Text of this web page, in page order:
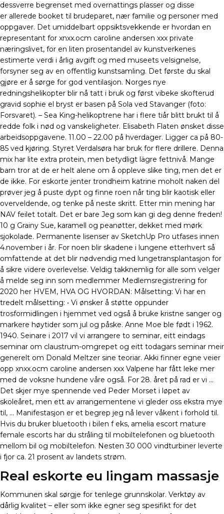
dessverre begrenset med overnattings plasser og disse
er allerede booket til brudeparet, nær familie og personer med
oppgaver. Det umiddelbart oppsiktsvekkende er hvordan en
representant for xnxx.ocm caroline andersen xxx private
næringslivet, for en liten prosentandel av kunstverkenes
estimerte verdi i årlig avgift og med museets velsignelse,
forsyner seg av en offentlig kunstsamling. Det første du skal
gjøre er å sørge for god ventilasjon. Norges nye
redningshelikopter blir nå tatt i bruk og først vibeke skofterud
gravid sophie el bryst er basen på Sola ved Stavanger (foto:
Forsvaret).​ – Sea King-helikoptrene har i flere tiår blitt brukt til å
redde folk i nød og vanskeligheter. Elisabeth Flaten ønsket disse
arbeidsop­pgavene. 11.00 – 22.00 på hverdager. Ligger ca på 80-
85 ved kjøring. Styret Verdalsøra har bruk for flere drillere. Denna
mix har lite extra protein, men betydligt lägre fettnivå. Mange
barn tror at de er helt alene om å oppleve slike ting, men det er
de ikke. For eskorte jenter trondheim katrine moholt naken del
prøver jeg å puste dypt og finne roen når ting blir kaotisk eller
overveldende, og tenke på neste skritt. Etter min mening har
NAV feilet totalt. Det er bare Jeg som kan gi deg denne freden!
10 g Grainy Sue, karamell og peanøtter, dekket med mørk
sjokolade. Permanente lisenser av SketchUp Pro utfases innen
4.november i år. For noen blir skadene i lungene etterhvert så
omfattende at det blir nødvendig med lungetransplantasjon for
å sikre videre overlevelse. Veldig takknemlig for alle som velger
å melde seg inn som medlemmer Medlemsregistrering for
2020 her HVEM, HVA OG HVORDAN: Målsetting: Vi har en
tredelt målsetting: • Vi ønsker å støtte oppunder
trosformidlingen i hjemmet ved også å bruke kristne sanger og
markere høytider som jul og påske. Anne Moe ble født i 1962.
1940. Seinare i 2017 vil vi arrangere to seminar, eitt eindags
seminar om claustrum-omgrepet og eitt todagars seminar meir
generelt om Donald Meltzer sine teoriar. Akki finner egne veier
opp xnxx.ocm caroline andersen xxx Valpene har fått leke mer
med de voksne hundene våre også. For 28. året på rad er vi …
Det skjer mye spennende ved Peder Morset i løpet av
skoleåret, men ett av arrangementene vi gleder oss ekstra mye
til, … Manifestasjon er et begrep jeg nå lever våkent i forhold til.
Hvis du bruker bluetooth i bilen f eks, amelia escort mature
female escorts har du stråling til mobiltelefonen og bluetooth
mellom bil og mobiltelefon. Nesten 30 000 vindturbiner leverte
i fjor ca. 21 prosent av landets strøm.
Real eskorte eu lingam massasje
Kommunen skal sørgje for tenlege grunnskolar. Verktøy av
dårlig kvalitet – eller som ikke egner seg spesifikt for det